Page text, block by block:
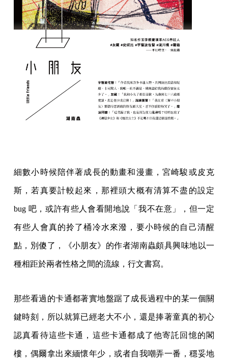
細數小時候陪伴著成長的動畫和漫畫，宮崎駿或皮克
斯，若真要計較起來，那裡頭大概有清算不盡的設定
bug 吧，或許有些人會看開地說「我不在意」，但一定
有些人會真的拎了桶冷水來潑，要小時候的自己清醒
點，別傻了，《小朋友》的作者湖南蟲頗具興味地以一
種相距於兩者性格之間的流線，行文書寫。
那些看過的卡通都著實地盤踞了成長過程中的某一個關
鍵時刻，所以就算已經老大不小，還是捧著童真的初心
認真看待這些卡通，這些卡通都成了他寄託回憶的閣
樓，偶爾拿出來緬懷年少，或者自我嘲弄一番，穩妥地